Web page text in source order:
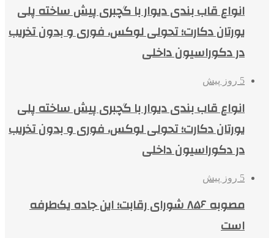
انواع قاب بندی دیوار با گچبری پیش ساخته پلی
یورتان دکارت؛ تحولی لوکس، فوری و بدون تخریب
در دکوراسیون داخلی
5 روز پیش
انواع قاب بندی دیوار با گچبری پیش ساخته پلی
یورتان دکارت؛ تحولی لوکس، فوری و بدون تخریب
در دکوراسیون داخلی
5 روز پیش
مصوبه ۸۵۶ شورای رقابت؛ این جاده یک‌طرفه
است